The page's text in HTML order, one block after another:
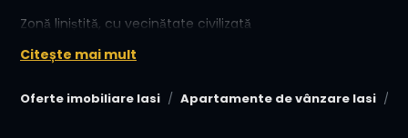
Oferte imobiliare Iasi Apartamente de vânzare Iasi
Zonă liniștită, cu vecinătate civilizată
-Pret: 89.500 Euro Negociabil! Se accepta credit !
-Oferim consiliere si asistenta permanenta pana la
semnarea contractului de vanzare cumparare (relatia
Citește mai mult